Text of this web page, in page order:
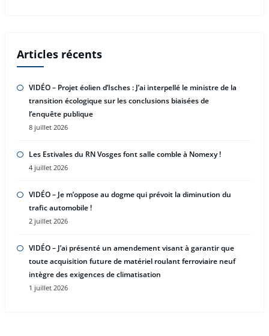
Articles récents
VIDÉO – Projet éolien d’Isches : J’ai interpellé le ministre de la
transition écologique sur les conclusions biaisées de
l’enquête publique
8 juillet 2026
Les Estivales du RN Vosges font salle comble à Nomexy !
4 juillet 2026
VIDÉO – Je m’oppose au dogme qui prévoit la diminution du
trafic automobile !
2 juillet 2026
VIDÉO – J’ai présenté un amendement visant à garantir que
toute acquisition future de matériel roulant ferroviaire neuf
intègre des exigences de climatisation
1 juillet 2026